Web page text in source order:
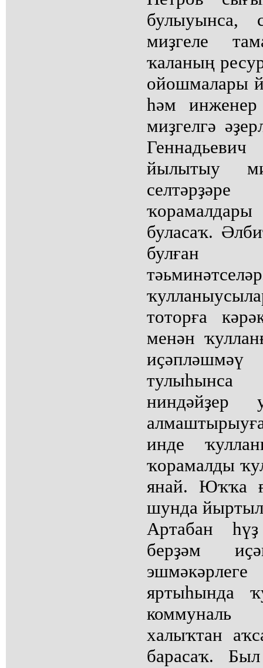
булыуынса,
миҙгеле
ҡаланың
ойошмалары
һәм
миҙгелгә
йылытыу
буласаҡ.
булған
тоторға
менән
тулыһынса
ниндәйҙер
инде
ҡорамалды
янай. Юҡҡа
шунда
Артабан
берҙәм
яртыһында
халыҡтан
барасаҡ.